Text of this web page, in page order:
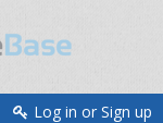
Log in or Sign up